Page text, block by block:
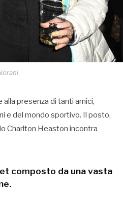
presenza di tanti amici,
e del mondo sportivo. Il posto,
Charlton Heaston incontra
composto da una vasta